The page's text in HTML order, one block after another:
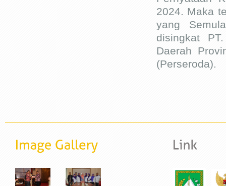
2024. Maka
yang
disingkat
Daerah
(Perseroda).